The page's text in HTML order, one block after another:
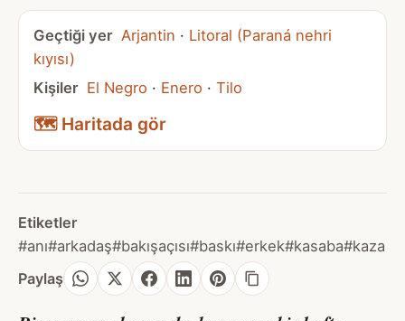
Geçtiği yer Arjantin · Litoral (Paraná nehri
kıyısı)
Kişiler El Negro · Enero · Tilo
🗺️ Haritada gör
Etiketler
#anı#arkadaş#bakışaçısı#baskı#erkek#kasaba#kaza
Paylaş